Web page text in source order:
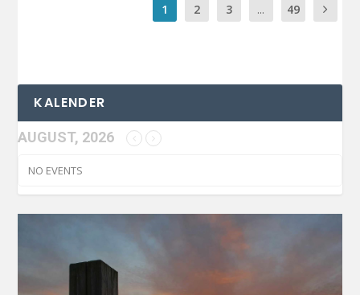
1 2 3 ... 49
KALENDER
AUGUST, 2026
NO EVENTS